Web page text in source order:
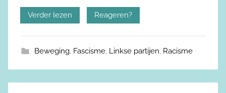
Verder lezen Reageren?
Beweging, Fascisme, Linkse partijen, Racisme